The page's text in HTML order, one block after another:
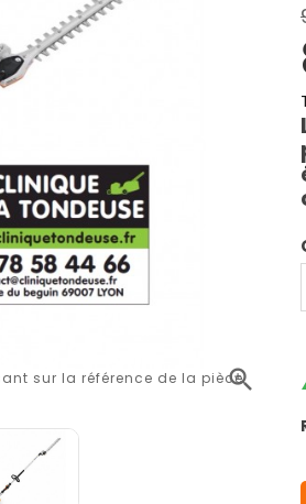

sur la référence de la pièce